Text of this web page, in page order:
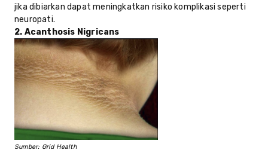
jika dibiarkan dapat meningkatkan risiko komplikasi seperti
neuropati.
2. Acanthosis Nigricans
Sumber: Grid Health